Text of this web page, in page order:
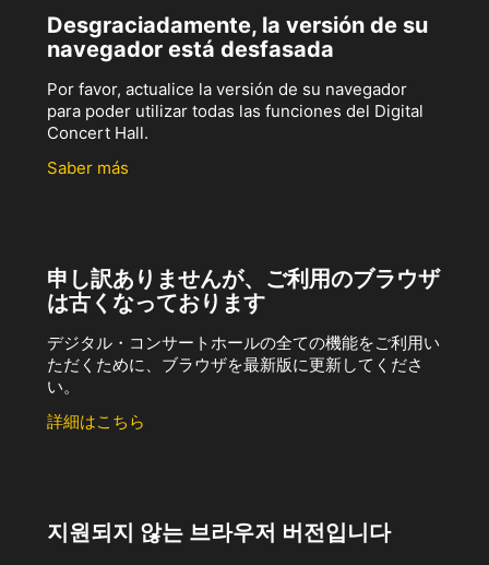
Desgraciadamente, la versión de su
navegador está desfasada
Por favor, actualice la versión de su navegador
para poder utilizar todas las funciones del Digital
Concert Hall.
Saber más
申し訳ありませんが、ご利用のブラウザ
は古くなっております
デジタル・コンサートホールの全ての機能をご利用い
ただくために、ブラウザを最新版に更新してくださ
い。
詳細はこちら
지원되지 않는 브라우저 버전입니다